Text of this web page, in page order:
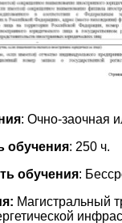
: Очно-заочная
обучения: 250 ч.
обучения:
Магистральный